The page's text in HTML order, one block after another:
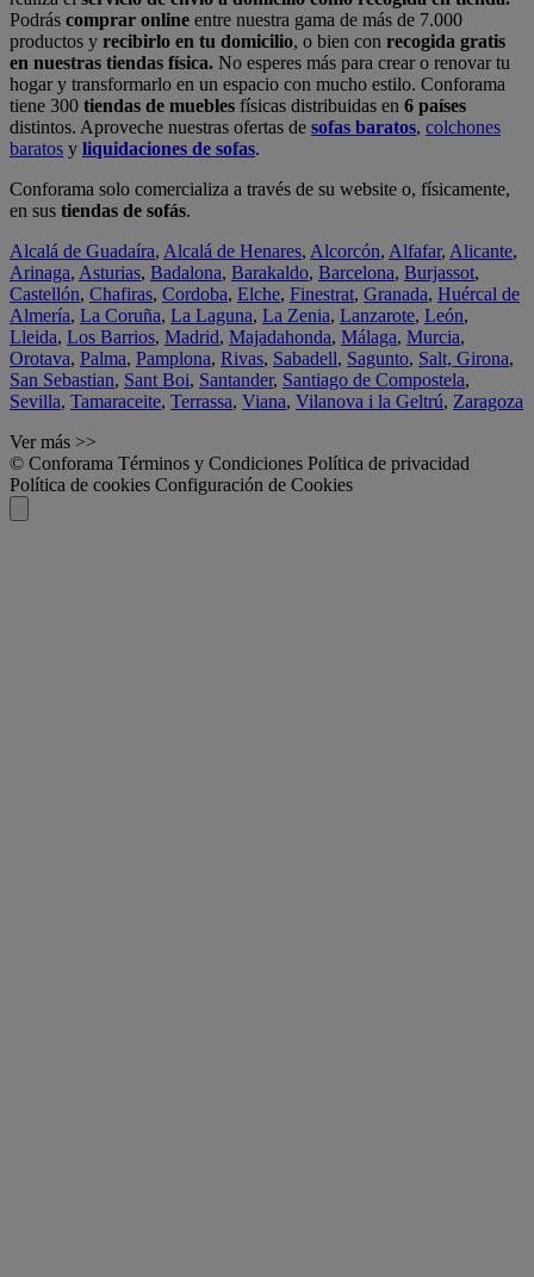
Podrás comprar online entre nuestra gama de más de 7.000
productos y recibirlo en tu domicilio, o bien con recogida gratis
en nuestras tiendas física. No esperes más para crear o renovar tu
hogar y transformarlo en un espacio con mucho estilo. Conforama
tiene 300 tiendas de muebles físicas distribuidas en 6 países
distintos. Aproveche nuestras ofertas de sofas baratos, colchones
baratos y liquidaciones de sofas.
Conforama solo comercializa a través de su website o, físicamente,
en sus tiendas de sofás.
Alcalá de Guadaíra, Alcalá de Henares, Alcorcón, Alfafar, Alicante,
Arinaga, Asturias, Badalona, Barakaldo, Barcelona, Burjassot,
Castellón, Chafiras, Cordoba, Elche, Finestrat, Granada, Huércal de
Almería, La Coruña, La Laguna, La Zenia, Lanzarote, León,
Lleida, Los Barrios, Madrid, Majadahonda, Málaga, Murcia,
Orotava, Palma, Pamplona, Rivas, Sabadell, Sagunto, Salt, Girona,
San Sebastian, Sant Boi, Santander, Santiago de Compostela,
Sevilla, Tamaraceite, Terrassa, Viana, Vilanova i la Geltrú, Zaragoza
Ver más >>
© Conforama Términos y Condiciones Política de privacidad
Política de cookies Configuración de Cookies